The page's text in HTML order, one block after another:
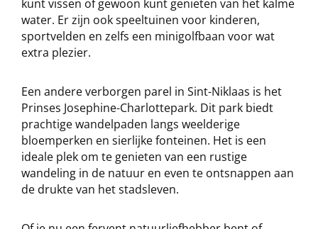
kunt vissen of gewoon kunt genieten van het kalme
water. Er zijn ook speeltuinen voor kinderen,
sportvelden en zelfs een minigolfbaan voor wat
extra plezier.
Een andere verborgen parel in Sint-Niklaas is het
Prinses Josephine-Charlottepark. Dit park biedt
prachtige wandelpaden langs weelderige
bloemperken en sierlijke fonteinen. Het is een
ideale plek om te genieten van een rustige
wandeling in de natuur en even te ontsnappen aan
de drukte van het stadsleven.